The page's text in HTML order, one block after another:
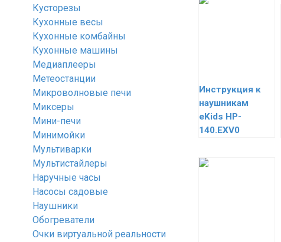
Инструкция к
наушникам
eKids HP-
140.EXV0
Кусторезы
Кухонные весы
Кухонные комбайны
Кухонные машины
Медиаплееры
Метеостанции
Микроволновые печи
Миксеры
Мини-печи
Минимойки
Мультиварки
Мультистайлеры
Наручные часы
Насосы садовые
Наушники
Обогреватели
Очки виртуальной реальности